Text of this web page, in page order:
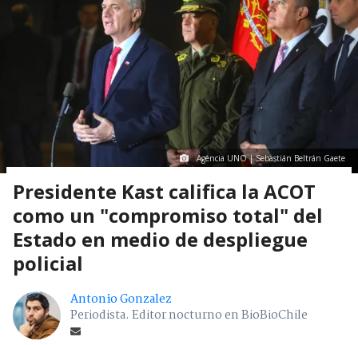
Agencia UNO | Sebastián Beltrán Gaete
Presidente Kast califica la ACOT
como un "compromiso total" del
Estado en medio de despliegue
policial
Antonio Gonzalez
Periodista. Editor nocturno en BioBioChile